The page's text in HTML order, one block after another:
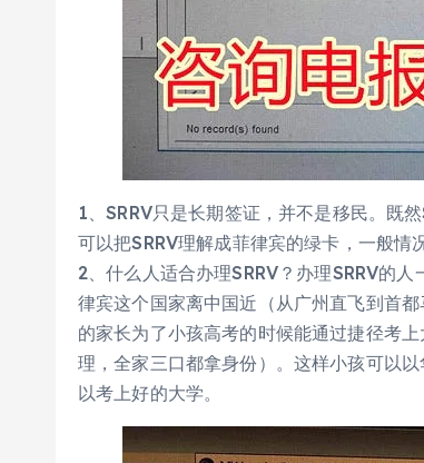
1、SRRV只是长期签证，并不是移民。既
可以把SRRV理解成菲律宾的绿卡，一般情
2、什么人适合办理SRRV？办理SRRV的
律宾这个国家离中国近（从广州直飞到首
的家长为了小孩高考的时候能通过捷径考
理，全家三口都拿身份）。这样小孩可以
以考上好的大学。